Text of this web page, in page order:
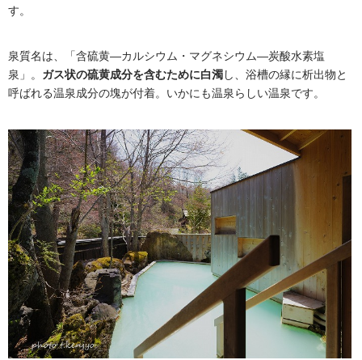
す。
泉質名は、「含硫黄―カルシウム・マグネシウム―炭酸水素塩
泉」。 ガス状の硫黄成分を含むために白濁し、浴槽の縁に析出物と
呼ばれる温泉成分の塊が付着。いかにも温泉らしい温泉です。